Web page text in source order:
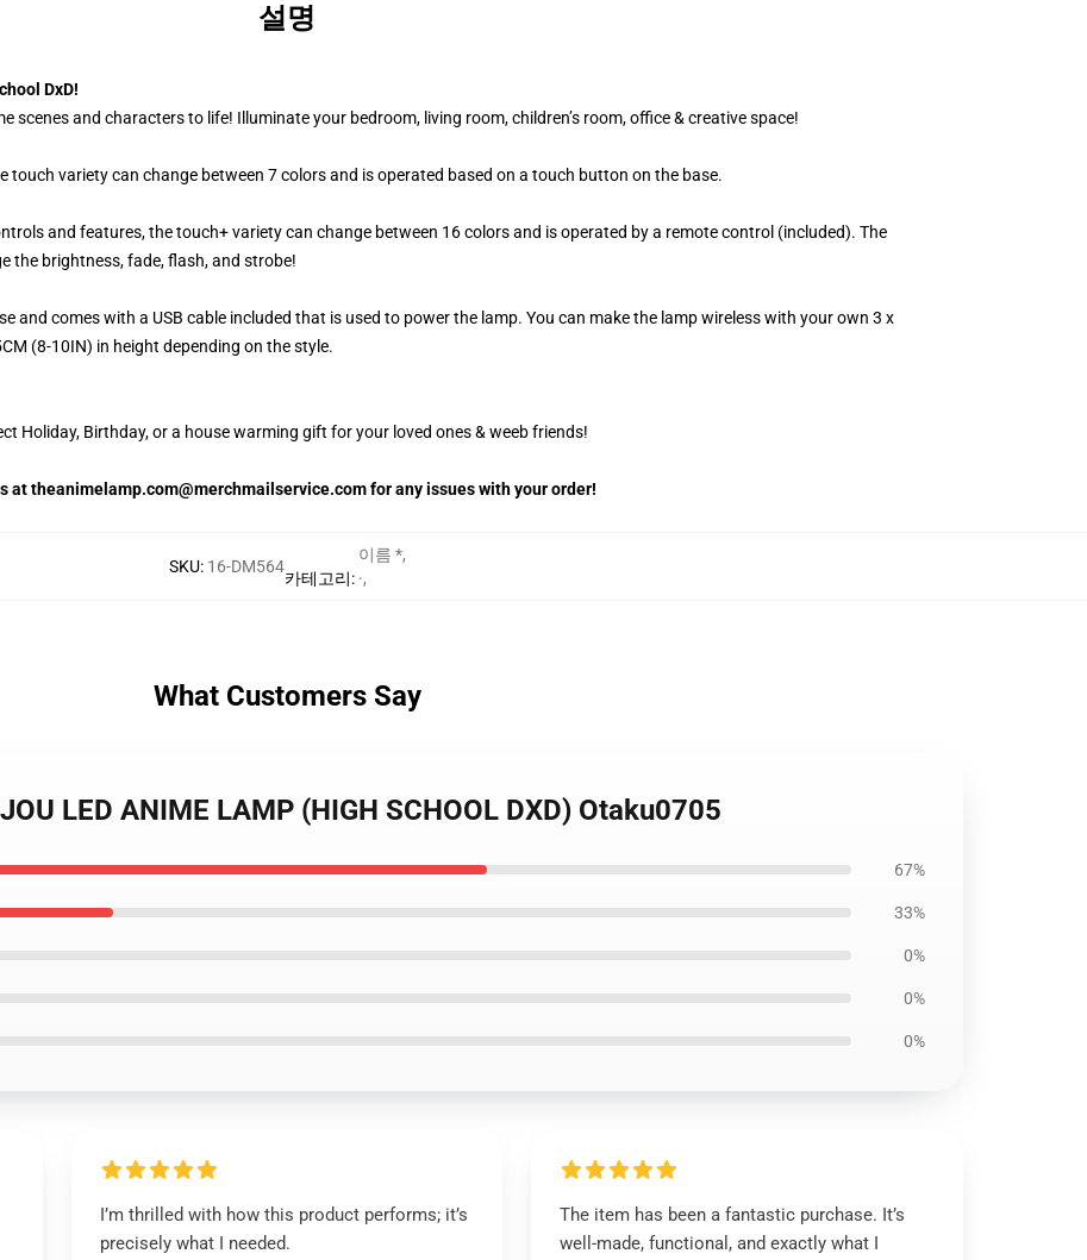
설명
DxD!
scenes and characters to life! Illuminate your bedroom, living room, children’s room, office & creative space!
touch variety can change between 7 colors and is operated based on a touch button on the base.
and features, the touch+ variety can change between 16 colors and is operated by a remote control (included). The
the brightness, fade, flash, and strobe!
and comes with a USB cable included that is used to power the lamp. You can make the lamp wireless with your own 3 x
(8-10IN) in height depending on the style.
Holiday, Birthday, or a house warming gift for your loved ones & weeb friends!
at theanimelamp.com@merchmailservice.com for any issues with your order!
SKU: 16-DM564
카테고리:
이름 *,
·,
What Customers Say
LED ANIME LAMP (HIGH SCHOOL DXD) Otaku0705
67%
33%
0%
0%
0%
I’m thrilled with how this product performs; it’s
precisely what I needed.
The item has been a fantastic purchase. It’s
well-made, functional, and exactly what I